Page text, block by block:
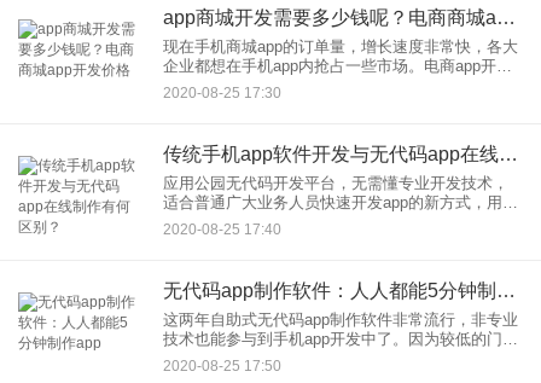
app商城开发需要多少钱呢？电商商城app开发价格
现在手机商城app的订单量，增长速度非常快，各大
企业都想在手机app内抢占一些市场。电商app开发
对企业来说主要有哪方面优势？如何进行商城app开
发呢？app商城开发需要多少钱？电商app开发的优
2020-08-25 17:30
传统手机app软件开发与无代码app在线制作有何区别？
应用公园无代码开发平台，无需懂专业开发技术，
适合普通广大业务人员快速开发app的新方式，用户
在几天甚至几个小时就能完成app的开发部署工作，
并且能够随时进行调整修改。一、在线制作VS传统
2020-08-25 17:40
无代码app制作软件：人人都能5分钟制作app
这两年自助式无代码app制作软件非常流行，非专业
技术也能参与到手机app开发中了。因为较低的门
槛，降低成本及高效的开发效率，让无代码，app开
发平台逐步成为越来越多企业的选择。现在世界正
2020-08-25 17:50